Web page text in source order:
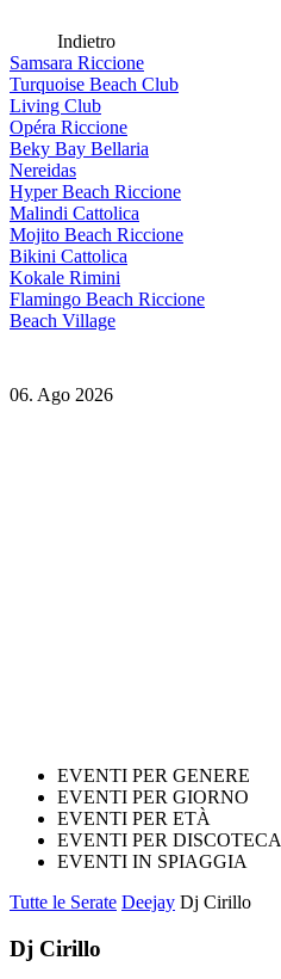
Indietro
Samsara Riccione
Turquoise Beach Club
Living Club
Opéra Riccione
Beky Bay Bellaria
Nereidas
Hyper Beach Riccione
Malindi Cattolica
Mojito Beach Riccione
Bikini Cattolica
Kokale Rimini
Flamingo Beach Riccione
Beach Village
06. Ago 2026
EVENTI PER GENERE
EVENTI PER GIORNO
EVENTI PER ETÀ
EVENTI PER DISCOTECA
EVENTI IN SPIAGGIA
Tutte le Serate Deejay Dj Cirillo
Dj Cirillo